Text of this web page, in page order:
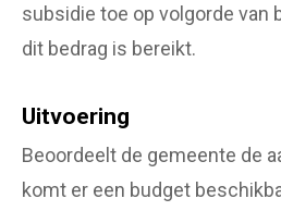
subsidie toe op volgorde van
dit bedrag is bereikt.
Uitvoering
Beoordeelt de gemeente de
komt er een budget